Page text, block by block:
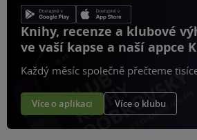
Knihy, recenze a klubové
ve vaší kapse a naší appce
Každý měsíc společně přečteme
Více o aplikaci Více o klubu